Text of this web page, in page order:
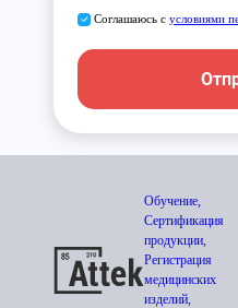
Соглашаюсь с условиями
Обучение,
Сертификация
продукции,
Регистрация
медицинских
изделий,